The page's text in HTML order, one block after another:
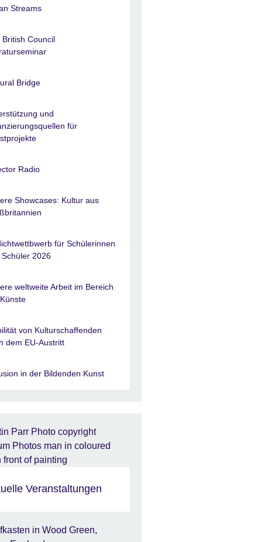
Streams
British Council
Bridge
und
für
Radio
Showcases: Kultur aus
für Schülerinnen
Schüler 2026
weltweite Arbeit im Bereich
von Kulturschaffenden
dem EU-Austritt
in der Bildenden Kunst
Veranstaltungen